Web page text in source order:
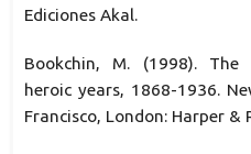
Ediciones Akal.
Bookchin, M. (1998). The
heroic years, 1868-1936.
Francisco, London: Harper &